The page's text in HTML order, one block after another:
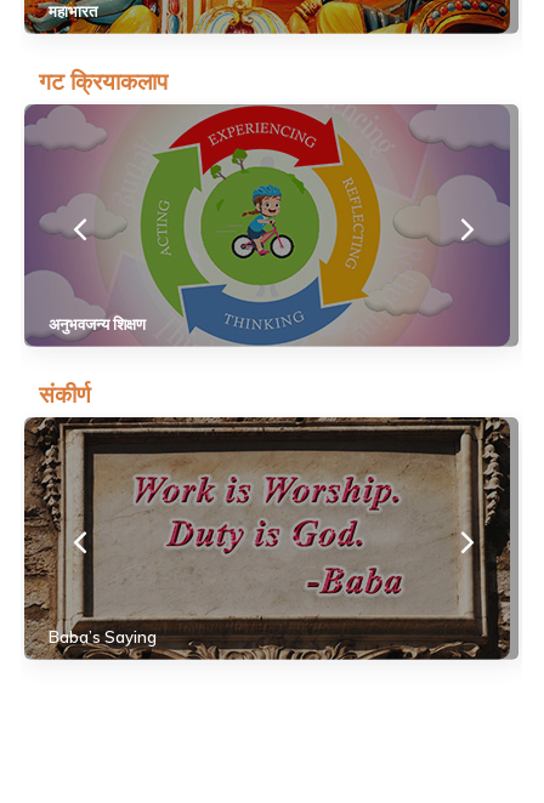
महाभारत
गट क्रियाकलाप
अनुभवजन्य शिक्षण
संकीर्ण
Baba’s Saying